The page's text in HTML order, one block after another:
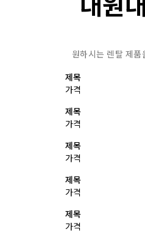
원하시는 렌탈 제품
제목
가격
제목
가격
제목
가격
제목
가격
제목
가격